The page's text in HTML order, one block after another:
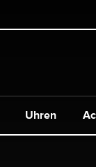
Uhren